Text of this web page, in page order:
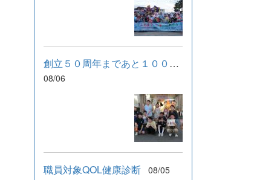
創立５０周年まであと１００日！
08/06
職員対象QOL健康診断 08/05